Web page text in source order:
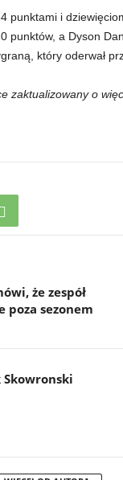
punktami i
punktów, a Dyson
który oderwał
zaktualizowany o
że zespół
poza sezonem
Skowronski